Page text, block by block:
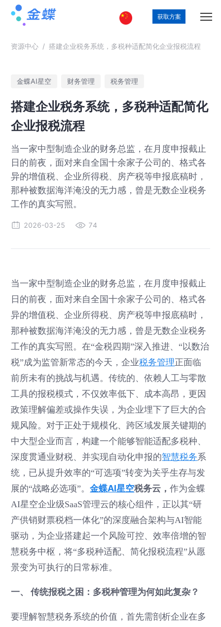
获取方案
资源中心 / 搭建企业税务系统，多税种适配简化企业报税流程
金蝶AI星空 财务管理 税务管理
搭建企业税务系统，多税种适配简化
企业报税流程
当一家中型制造企业的财务总监，在月度申报截止
日的前夜，面对来自全国十余家子公司的、格式各
异的增值税、企业所得税、房产税等申报底稿时，
那种被数据海洋淹没的无力感，曾是无数企业税务
工作的真实写照。
2026-03-25 74
当一家中型制造企业的财务总监，在月度申报截止
日的前夜，面对来自全国十余家子公司的、格式各
异的增值税、企业所得税、房产税等申报底稿时，
那种被数据海洋淹没的无力感，曾是无数企业税务
工作的真实写照。在“金税四期”深入推进、“以数治
税”成为监管新常态的今天，企业税务管理正面临
前所未有的挑战与机遇。传统的、依赖人工与零散
工具的报税模式，不仅效率低下、成本高昂，更因
政策理解偏差或操作失误，为企业埋下了巨大的合
规风险。对于正处于规模化、跨区域发展关键期的
中大型企业而言，构建一个能够智能适配多税种、
深度贯通业财税、并实现自动化申报的智慧税务系
统，已从提升效率的“可选项”转变为关乎生存与发
展的“战略必选项”。金蝶AI星空税务云，作为金蝶
AI星空企业级SaaS管理云的核心组件，正以其“研
产供销财票税档一体化”的深度融合架构与AI智能
驱动，为企业搭建起一个风险可控、效率倍增的智
慧税务中枢，将“多税种适配、简化报税流程”从愿
景变为可执行的日常标准。
一、 传统报税之困：多税种管理为何如此复杂？
要理解智慧税务系统的价值，首先需剖析企业在多